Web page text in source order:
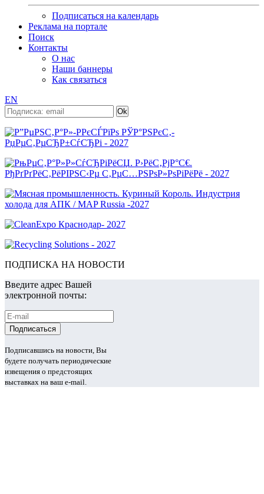
Подписаться на календарь
Реклама на портале
Поиск
Контакты
О нас
Наши баннеры
Как связаться
EN
ПОДПИСКА НА НОВОСТИ
Введите адрес Вашей
электронной почты:
Подписавшись на новости, Вы
будете получать периодические
извещения о предстоящих
выставках на ваш e-mail.